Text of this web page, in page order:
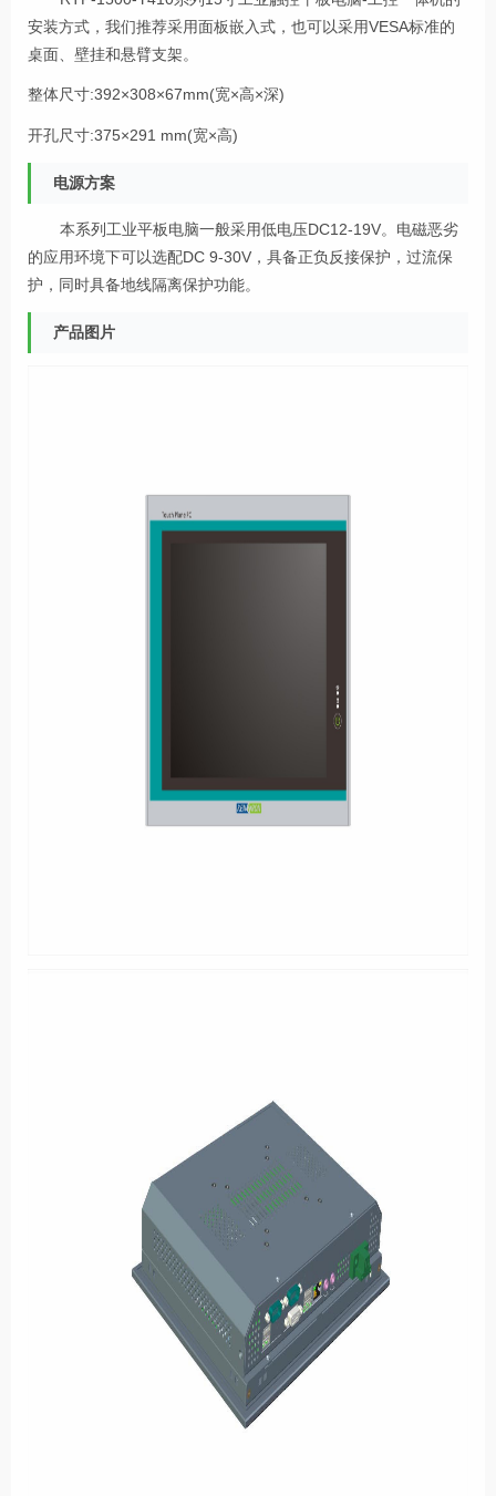
安装方式，我们推荐采用面板嵌入式，也可以采用VESA标准的
桌面、壁挂和悬臂支架。
整体尺寸:392×308×67mm(宽×高×深)
开孔尺寸:375×291 mm(宽×高)
电源方案
本系列工业平板电脑一般采用低电压DC12-19V。电磁恶劣
的应用环境下可以选配DC 9-30V，具备正负反接保护，过流保
护，同时具备地线隔离保护功能。
产品图片